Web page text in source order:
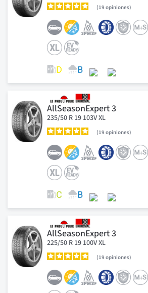
19 opiniones
AllSeasonExpert 3
235/50 R 19 103V XL
19 opiniones
AllSeasonExpert 3
225/50 R 19 100V XL
19 opiniones